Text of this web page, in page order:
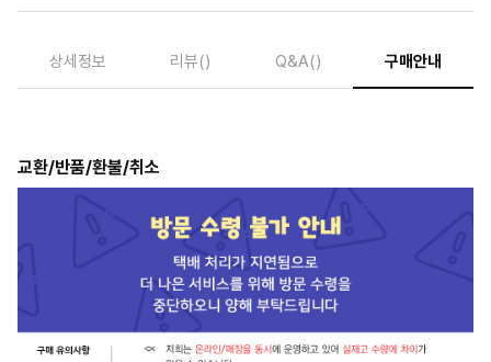
상세정보 리뷰() Q&A() 구매안내
교환/반품/환불/취소